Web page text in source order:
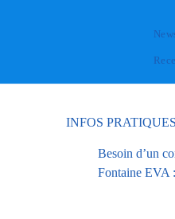
INFOS PRATIQUES
Besoin d’un
Fontaine EVA